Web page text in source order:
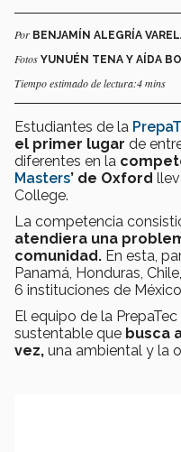
Por BENJAMÍN ALEGRÍA
Fotos YUNUÉN TENA Y AÍDA
Tiempo estimado de lectura:4 mins
Estudiantes de la
el primer lugar de
diferentes en la
Masters’ de Oxford
College.
La competencia
atendiera una
comunidad. En esta,
Panamá, Honduras,
6 instituciones de
El equipo de la
sustentable que busca
vez, una ambiental y la